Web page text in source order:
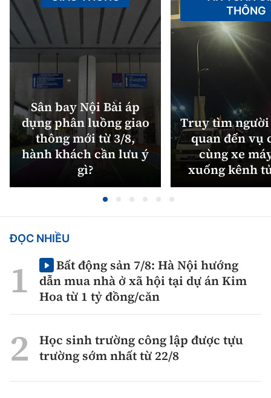
Sân bay Nội Bài áp
dụng phân luồng giao
thông mới từ 3/8,
hành khách cần lưu ý
gì?
Truy tìm
quan đến vụ
cùng xe
xuống kênh
THÔNG
ĐỌC NHIỀU
Bất động sản 7/8: Hà Nội hướng
dẫn mua nhà ở xã hội tại dự án Kim
Hoa từ 1 tỷ đồng/căn
Học sinh trường công lập được tựu
trường sớm nhất từ 22/8